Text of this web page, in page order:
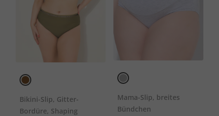
Bikini-Slip, Gitter-
Bordüre, Shaping
Mama-Slip, breites
Bündchen